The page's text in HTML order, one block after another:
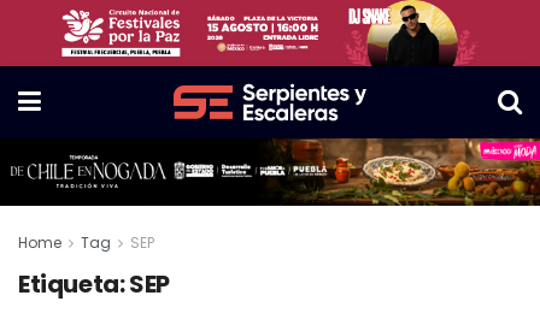
Home Tag SEP
Etiqueta:SEP